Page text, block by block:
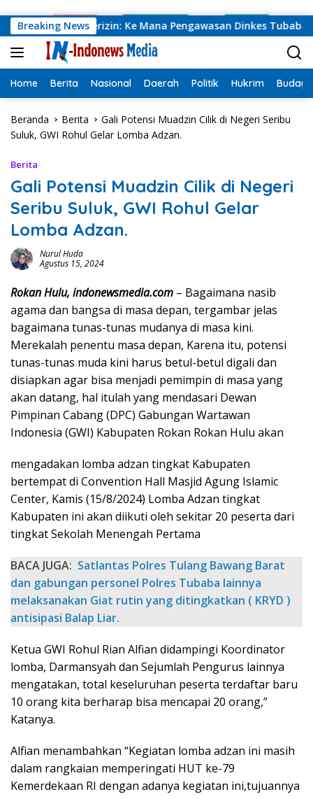
Breaking News
Baru 19 Berizin: Ke Mana Pengawasan Dinkes Tubaba?
Home Berita Nasional Daerah Politik Hukrim Budaya
Beranda Berita
Gali Potensi Muadzin Cilik di Negeri Seribu
Suluk, GWI Rohul Gelar Lomba Adzan.
Berita
Gali Potensi Muadzin Cilik di Negeri
Seribu Suluk, GWI Rohul Gelar
Lomba Adzan.
Nurul Huda
Agustus 15, 2024
Rokan Hulu, indonewsmedia.com – Bagaimana nasib
agama dan bangsa di masa depan, tergambar jelas
bagaimana tunas-tunas mudanya di masa kini.
Merekalah penentu masa depan, Karena itu, potensi
tunas-tunas muda kini harus betul-betul digali dan
disiapkan agar bisa menjadi pemimpin di masa yang
akan datang, hal itulah yang mendasari Dewan
Pimpinan Cabang (DPC) Gabungan Wartawan
Indonesia (GWI) Kabupaten Rokan Rokan Hulu akan
mengadakan lomba adzan tingkat Kabupaten
bertempat di Convention Hall Masjid Agung Islamic
Center, Kamis (15/8/2024) Lomba Adzan tingkat
Kabupaten ini akan diikuti oleh sekitar 20 peserta dari
tingkat Sekolah Menengah Pertama
BACA JUGA: Satlantas Polres Tulang Bawang Barat
dan gabungan personel Polres Tubaba lainnya
melaksanakan Giat rutin yang ditingkatkan ( KRYD )
antisipasi Balap Liar.
Ketua GWI Rohul Rian Alfian didampingi Koordinator
lomba, Darmansyah dan Sejumlah Pengurus lainnya
mengatakan, total keseluruhan peserta terdaftar baru
10 orang kita berharap bisa mencapai 20 orang,”
Katanya.
Alfian menambahkan “Kegiatan lomba adzan ini masih
dalam rangkaian memperingati HUT ke-79
Kemerdekaan RI dengan adanya kegiatan ini,tujuannya